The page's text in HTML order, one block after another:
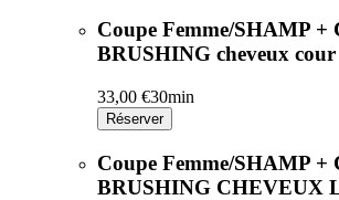
Coupe Femme/SHAMP +
BRUSHING cheveux cour
33,00 €30min
Réserver
Coupe Femme/SHAMP +
BRUSHING CHEVEUX